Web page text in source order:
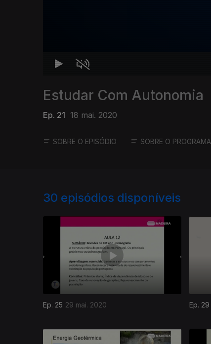
Estudar Com Autonomia
Ep. 21 18 mai. 2020
SOBRE O EPISÓDIO SOBRE O PROGRAMA
30 episódios disponíveis
Ep. 25 29 mai. 2020 Ep. 29